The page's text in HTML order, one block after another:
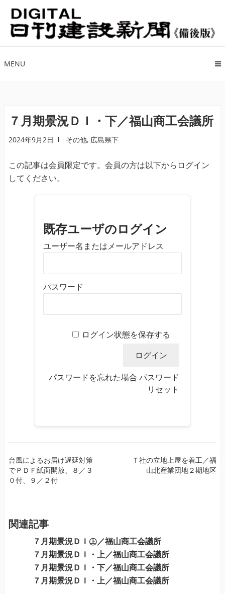
ナ
ビ
ゲ
シ
ッ
コ
ン
テ
ツ
MENU
７月期景況ＤＩ・下／福山商工会議所
2024年9月2日 その他, 広島県下
この記事は会員限定です。会員の方は以下からログイン
してください。
既存ユーザのログイン
ユーザー名またはメールアドレス
パスワード
ログイン状態を保存する
パスワードを忘れた場合 パスワード
リセット
投
稿
ナ
ー
台風によるお届け遅延対策
でＰＤＦ紙面開放、８／３
０付、９／２付
Ｔ社の立地上屋を着工／福
山北産業団地２期地区
関連記事
７月期景況ＤＩ㊤／福山商工会議所
７月期景況ＤＩ・上／福山商工会議所
７月期景況ＤＩ・下／福山商工会議所
７月期景況ＤＩ・上／福山商工会議所